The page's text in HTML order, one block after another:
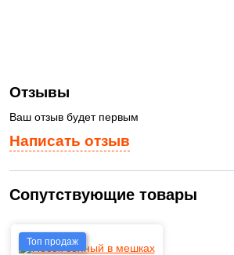
Написать отзыв
Отзывы
Ваш отзыв будет первым
Сопутствующие товары
Топ продаж